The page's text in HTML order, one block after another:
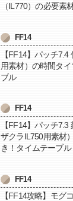
（IL770）の必要素
FF14
【FF14】パッチ
用素材）の時間タ
ブル
FF14
【FF14】パッチ
ザクラIL750用素材
き！タイムテーブル
FF14
【FF14攻略】モグ